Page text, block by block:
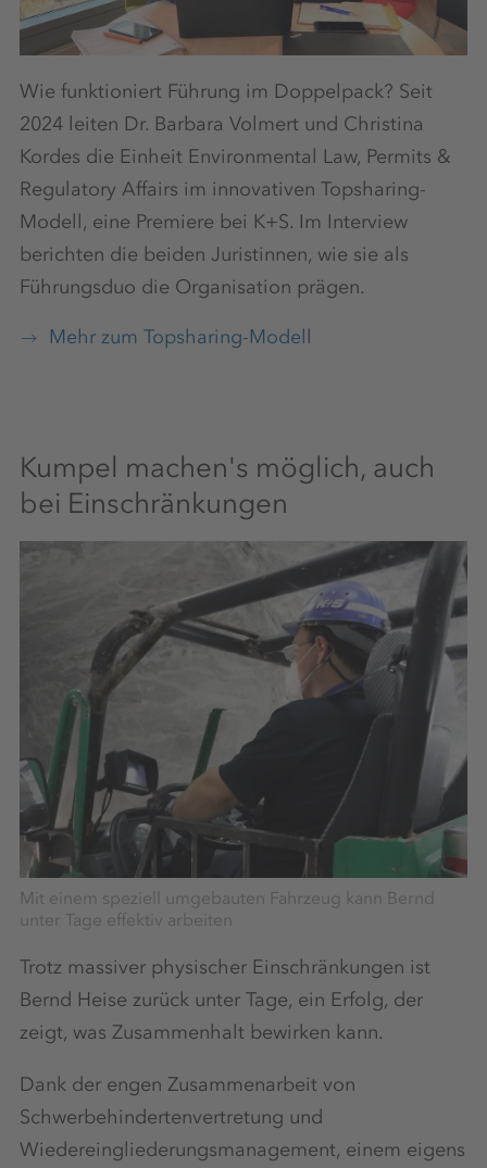
Wie funktioniert Führung im Doppelpack? Seit
2024 leiten Dr. Barbara Volmert und Christina
Kordes die Einheit Environmental Law, Permits &
Regulatory Affairs im innovativen Topsharing-
Modell, eine Premiere bei K+S. Im Interview
berichten die beiden Juristinnen, wie sie als
Führungsduo die Organisation prägen.
Mehr zum Topsharing-Modell
Kumpel machen's möglich, auch
bei Einschränkungen
Mit einem speziell umgebauten Fahrzeug kann Bernd
unter Tage effektiv arbeiten
Trotz massiver physischer Einschränkungen ist
Bernd Heise zurück unter Tage, ein Erfolg, der
zeigt, was Zusammenhalt bewirken kann.
Dank der engen Zusammenarbeit von
Schwerbehindertenvertretung und
Wiedereingliederungsmanagement, einem eigens